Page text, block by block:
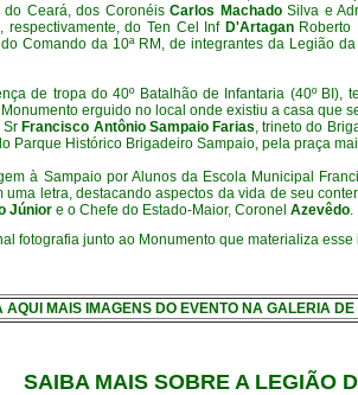
do Ceará, dos CoronéisCarlos MachadoSilva e
do Ten Cel
Inf D'ArtaganRoberto
Comando da 10ª RM, de integrantes da Legião
de tropa do 40º Batalhão de Infantaria (40º
erguido no local onde existiu a casa que
Sr Francisco Antônio Sampaio Farias, trineto do
Parque Histórico Brigadeiro Sampaio, pela praça
à Sampaio por Alunos da Escola Municipal
uma letra, destacando aspectos da vida de seu
Júnior e o Chefe do Estado-Maior, Coronel Azevêdo.
fotografia junto ao Monumento que materializa
AQUI MAIS IMAGENS DO EVENTO NA GALERIA
SAIBA MAIS SOBRE A LEGIÃO